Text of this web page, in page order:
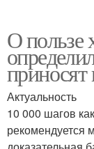
Ходьба для
Ходьба
О пользе
приносят
Актуальность
10 000 шагов
рекомендуется